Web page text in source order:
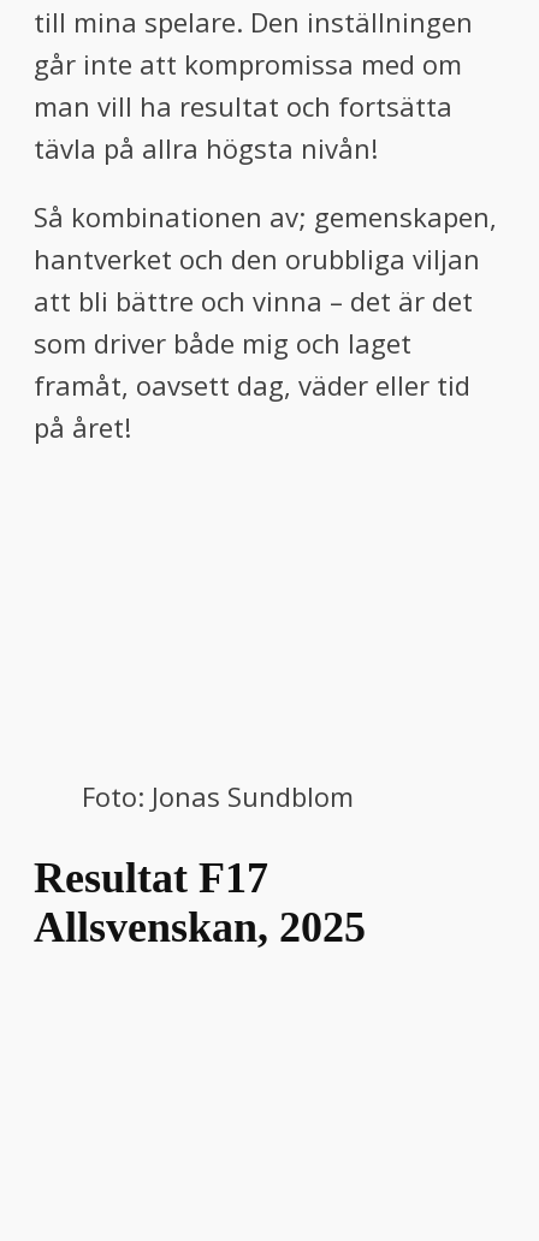
till mina spelare. Den inställningen
går inte att kompromissa med om
man vill ha resultat och fortsätta
tävla på allra högsta nivån!
Så kombinationen av; gemenskapen,
hantverket och den orubbliga viljan
att bli bättre och vinna – det är det
som driver både mig och laget
framåt, oavsett dag, väder eller tid
på året!
Foto: Jonas Sundblom
Resultat F17
Allsvenskan, 2025